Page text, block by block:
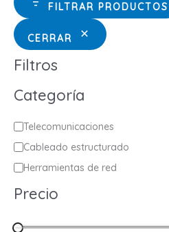
FILTRAR PRODUCTOS
CERRAR
Filtros
Categoría
C
a
t
g
o
Telecomunicaciones
Cableado estructurado
Herramientas de red
Precio